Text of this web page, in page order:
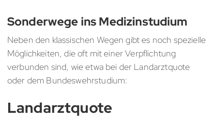
Sonderwege ins Medizinstudium
Neben den klassischen Wegen gibt es noch spezielle
Möglichkeiten, die oft mit einer Verpflichtung
verbunden sind, wie etwa bei der Landarztquote
oder dem Bundeswehrstudium:
Landarztquote